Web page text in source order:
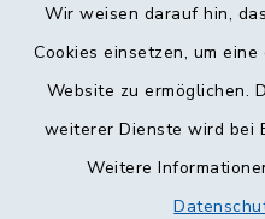
Wir weisen darauf hin,
Cookies einsetzen, um
Website zu ermöglichen.
weiterer Dienste wird bei
Weitere